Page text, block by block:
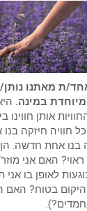
ת מאתנו
במינה.
אותן חווינו
חוויה חיזקה בנו
בנו אחת חדשה. הן
האם אני
לאופן בו
היקום בטוח? האם